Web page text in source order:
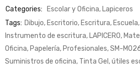
Categories:
Escolar y Oficina, Lapiceros
Tags: Dibujo, Escritorio, Escritura, Escuela,
Instrumento de escritura, LAPICERO,
Oficina, Papelería, Profesionales,SM-
Suministros de oficina, Tinta Gel ,útiles